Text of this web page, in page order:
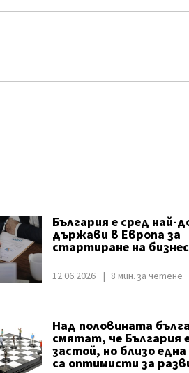
България е сред най-
държави в Европа за
стартиране на бизнес
12.06.2026 8 мин. за четене
Над половината
смятат, че България
застой, но близо
са оптимисти за